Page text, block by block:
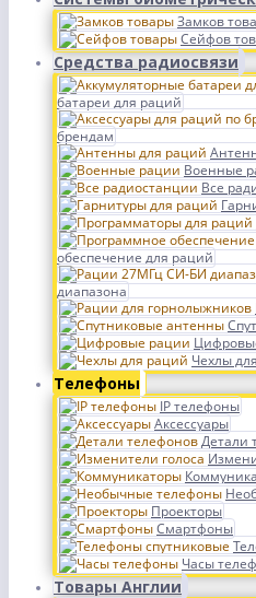
Замков
Сейфов
Средства радиосвязи
батареи для раций
брендам
Военные
Все
обеспечение для раций
диапазона
Чехлы
Телефоны
IP телефоны
Аксессуары
Детали
Проекторы
Смартфоны
Часы
Товары Англии